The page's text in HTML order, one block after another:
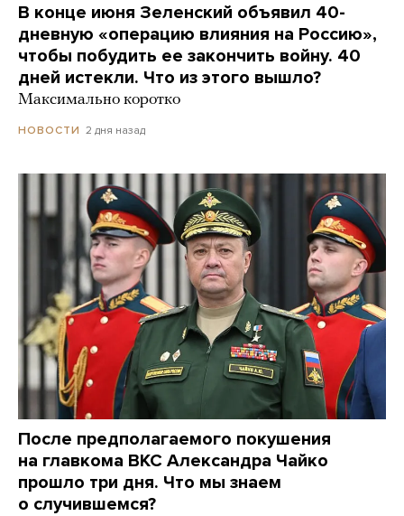
В конце июня Зеленский объявил 40-
дневную «операцию влияния на Россию»,
чтобы побудить ее закончить войну. 40
дней истекли. Что из этого вышло?
Максимально коротко
НОВОСТИ 2 дня назад
После предполагаемого покушения
на главкома ВКС Александра Чайко
прошло три дня. Что мы знаем
о случившемся?